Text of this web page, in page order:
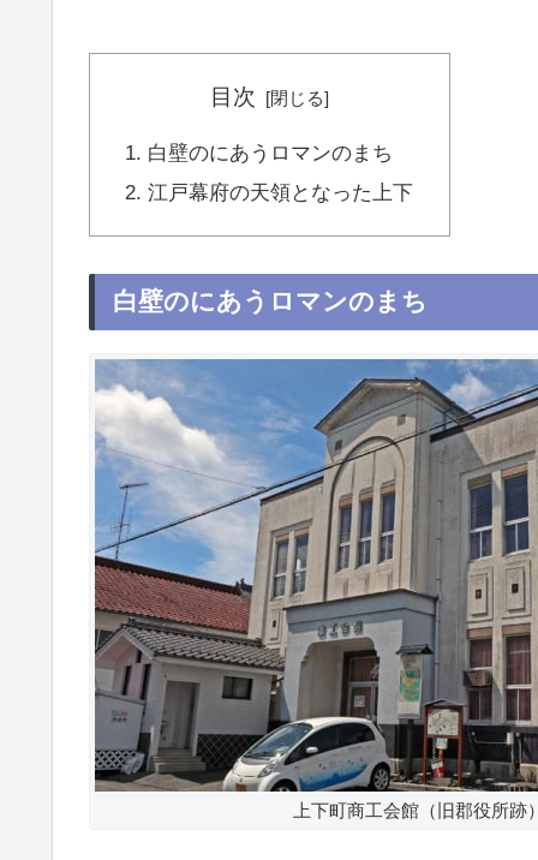
目次
白壁のにあうロマンのまち
江戸幕府の天領となった上下
白壁のにあうロマンのまち
上下町商工会館（旧郡役所跡